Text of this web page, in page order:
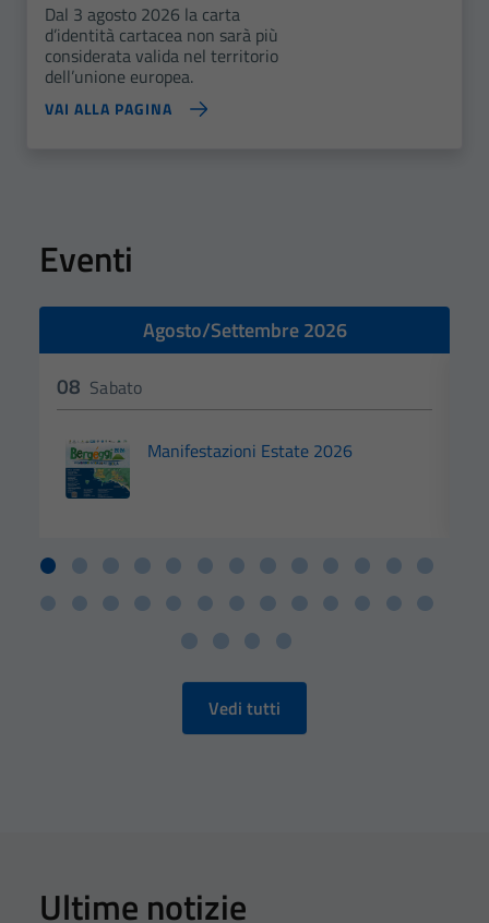
Dal 3 agosto 2026 la carta
d’identità cartacea non sarà più
considerata valida nel territorio
dell’unione europea.
VAI ALLA PAGINA
Eventi
Agosto/Settembre 2026
08 Sabato
Manifestazioni Estate 2026
Vedi tutti
Ultime notizie